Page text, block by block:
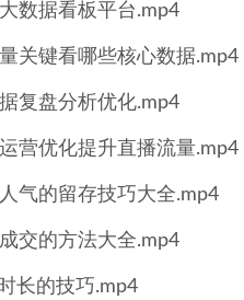
数据看板平台.mp4
关键看哪些核心数据.mp4
复盘分析优化.mp4
营优化提升直播流量.mp4
气的留存技巧大全.mp4
交的方法大全.mp4
长的技巧.mp4